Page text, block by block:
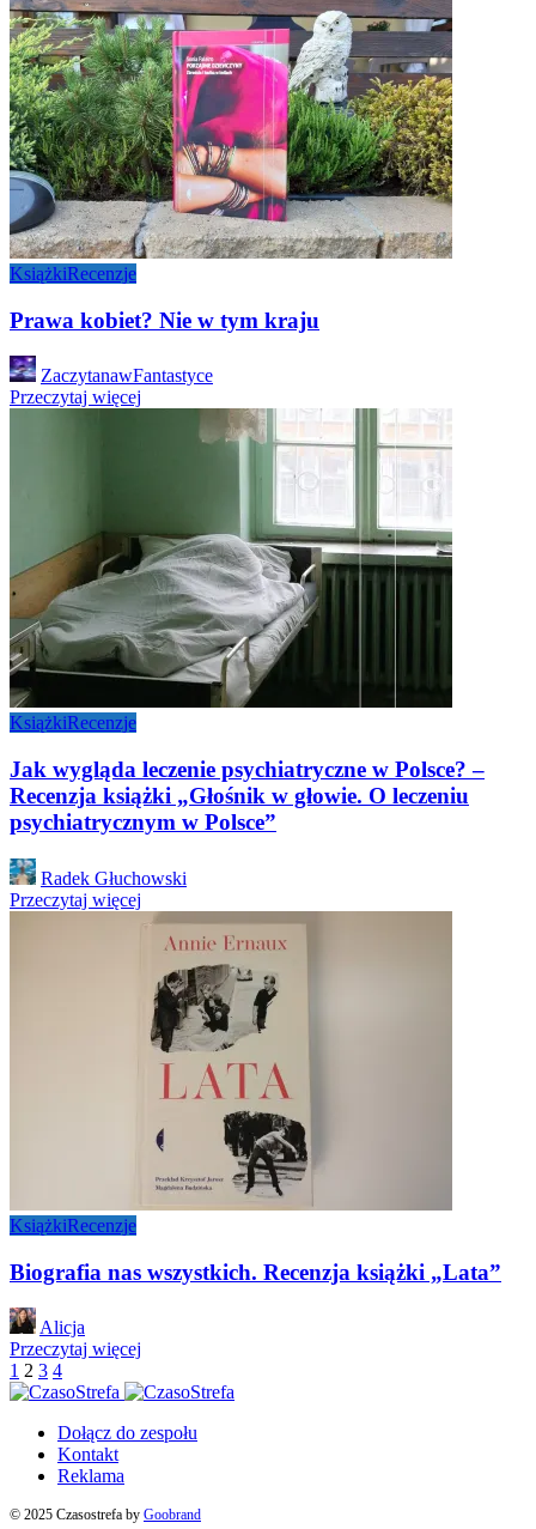
KsiążkiRecenzje
Prawa kobiet? Nie w tym kraju
Posted
by
ZaczytanawFantastyce
Przeczytaj więcej
KsiążkiRecenzje
Jak wygląda leczenie psychiatryczne w Polsce? –
Recenzja książki „Głośnik w głowie. O leczeniu
psychiatrycznym w Polsce”
Posted
by
Radek Głuchowski
Przeczytaj więcej
KsiążkiRecenzje
Biografia nas wszystkich. Recenzja książki „Lata”
Posted
by
Alicja
Przeczytaj więcej
1 2 3 4
Dołącz do zespołu
Kontakt
Reklama
© 2025 Czasostrefa by Goobrand